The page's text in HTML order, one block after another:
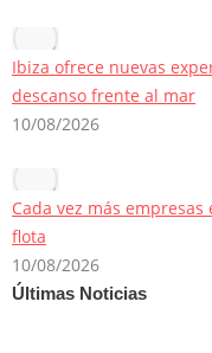
Ibiza ofrece nuevas
descanso frente al mar
10/08/2026
Cada vez más
flota
10/08/2026
Últimas Noticias